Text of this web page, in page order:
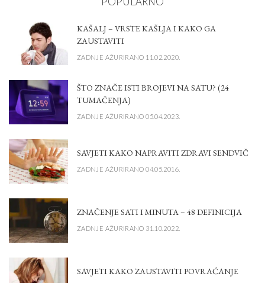
KAŠALJ – VRSTE KAŠLJA I KAKO GA
ZAUSTAVITI
ZADNJE AŽURIRANO 11.02.2020.
ŠTO ZNAČE ISTI BROJEVI NA SATU? (24
TUMAČENJA)
ZADNJE AŽURIRANO 05.04.2023.
SAVJETI KAKO NAPRAVITI ZDRAVI SENDVIČ
ZADNJE AŽURIRANO 04.05.2016.
ZNAČENJE SATI I MINUTA – 48 DEFINICIJA
ZADNJE AŽURIRANO 31.10.2022.
SAVJETI KAKO ZAUSTAVITI POVRAĆANJE